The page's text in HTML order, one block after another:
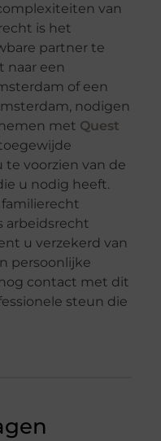
van
is het
partner te
naar een
of een
nodigen
met Quest
te voorzien van de
u nodig heeft.
familierecht
arbeidsrecht
u verzekerd van
persoonlijke
contact met dit
steun die